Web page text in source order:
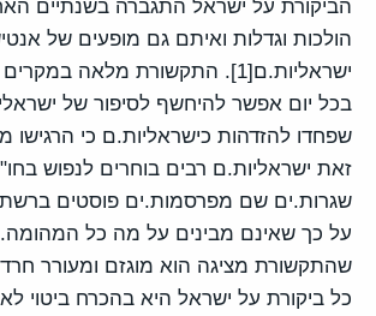
הביקורת על ישראל התגברה בשנתיים
הולכות וגדלות ואיתם גם מופעים של
ישראליות.ם[1]
. התקשורת מלאה במקרים
בכל יום אפשר להיחשף לסיפור של
שפחדו להזדהות כישראליות.ם כי הרגישו
זאת ישראליות.ם רבים בוחרים לנפוש
שגרות.ים שם מפרסמות.ים פוסטים
על כך שאינם מבינים על מה כל
שהתקשורת מציגה הוא מוגזם ומעורר
כל ביקורת על ישראל היא בהכרח ביטוי